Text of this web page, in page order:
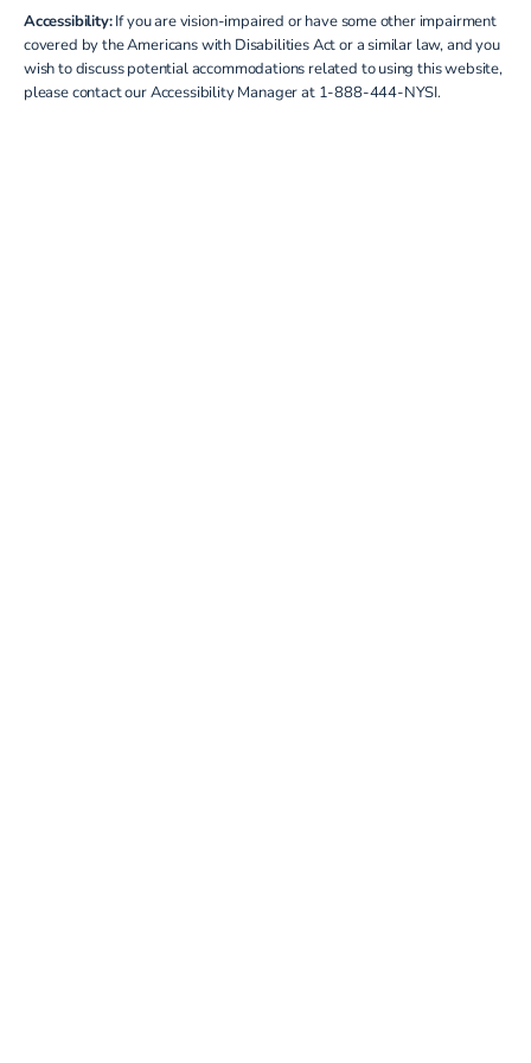
Accessibility:If you are vision-impaired or have some other impairment
covered by the Americans with Disabilities Act or a similar law, and you
wish to discuss potential accommodations related to using this website,
please contact our Accessibility Manager at 1-888-444-NYSI.